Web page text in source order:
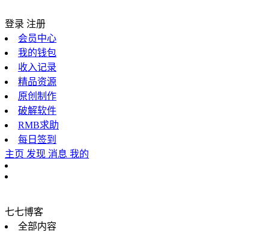
登录 注册
会员中心
我的钱包
收入记录
精品资源
原创制作
破解软件
RMB求助
每日签到
主页 发现 消息 我的
七七博客
全部内容